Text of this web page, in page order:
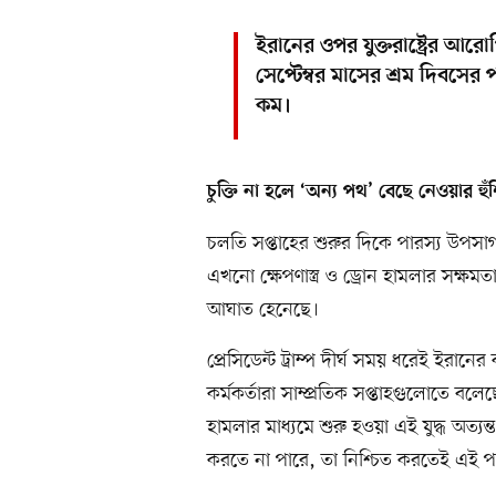
ইরানের ওপর যুক্তরাষ্ট্রের
সেপ্টেম্বর মাসের শ্রম
কম।
চুক্তি না হলে ‘অন্য পথ’ বেছে নেওয়ার
চলতি সপ্তাহের শুরুর দিকে পারস্য
এখনো ক্ষেপণাস্ত্র ও ড্রোন হামলার
আঘাত হেনেছে।
প্রেসিডেন্ট ট্রাম্প দীর্ঘ সময় ধরেই
কর্মকর্তারা সাম্প্রতিক সপ্তাহগুলোতে
হামলার মাধ্যমে শুরু হওয়া এই যুদ্ধ
করতে না পারে, তা নিশ্চিত করতেই এই